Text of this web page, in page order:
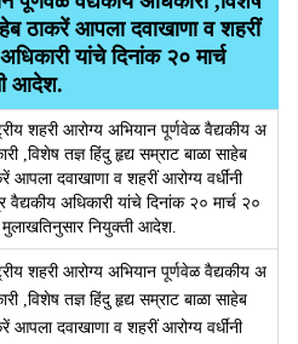
ठाकरें आपला दवाखाणा व शहरीं
यांचे दिनांक २० मार्च
आदेश.
शहरी आरोग्य अभियान पूर्णवेळ वैद्यकीय अ
,विशेष तज्ञ हिंदु हृद्य सम्राट बाळा साहेब
आपला दवाखाणा व शहरीं आरोग्य वर्धींनी
वैद्यकीय अधिकारी यांचे दिनांक २० मार्च २०
नियुक्ती आदेश.
शहरी आरोग्य अभियान पूर्णवेळ वैद्यकीय अ
,विशेष तज्ञ हिंदु हृद्य सम्राट बाळा साहेब
आपला दवाखाणा व शहरीं आरोग्य वर्धींनी